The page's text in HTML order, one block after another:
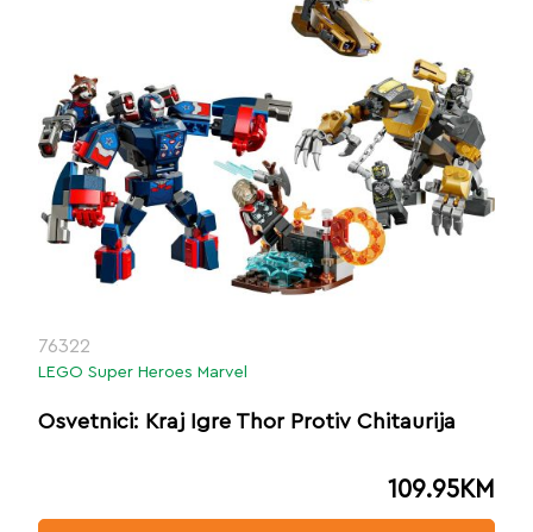
76322
LEGO Super Heroes Marvel
Osvetnici: Kraj Igre Thor Protiv Chitaurija
109.95KM